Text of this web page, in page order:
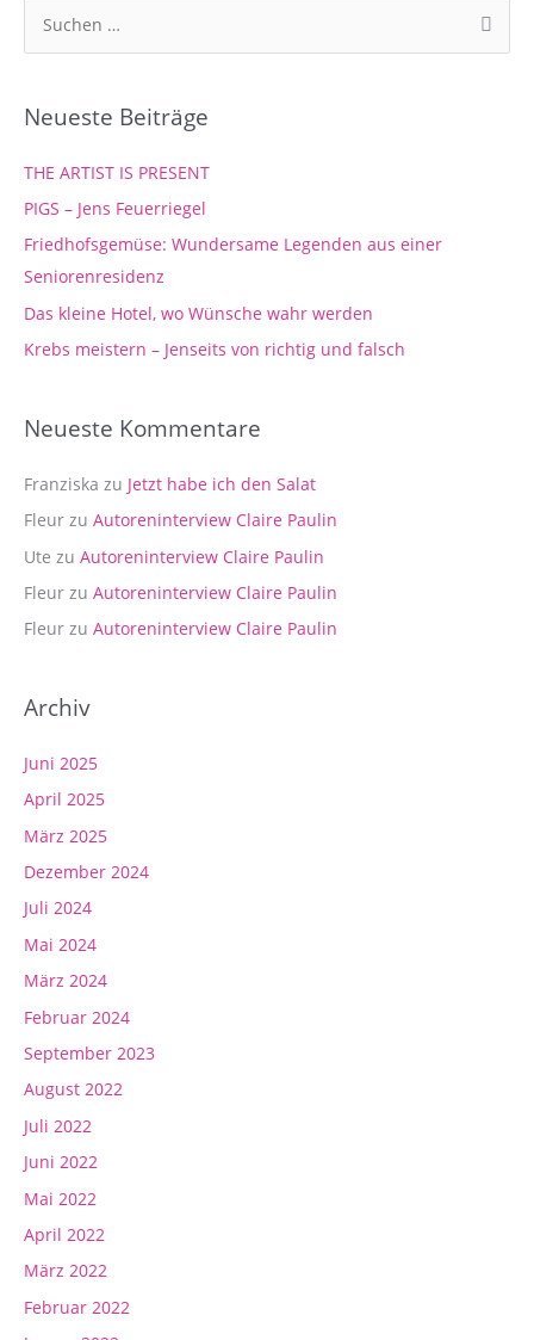
u
h
n
a
c
h
:
Neueste Beiträge
THE ARTIST IS PRESENT
PIGS – Jens Feuerriegel
Friedhofsgemüse: Wundersame Legenden aus einer
Seniorenresidenz
Das kleine Hotel, wo Wünsche wahr werden
Krebs meistern – Jenseits von richtig und falsch
Neueste Kommentare
Franziska zu Jetzt habe ich den Salat
Fleur zu Autoreninterview Claire Paulin
Ute zu Autoreninterview Claire Paulin
Fleur zu Autoreninterview Claire Paulin
Fleur zu Autoreninterview Claire Paulin
Archiv
Juni 2025
April 2025
März 2025
Dezember 2024
Juli 2024
Mai 2024
März 2024
Februar 2024
September 2023
August 2022
Juli 2022
Juni 2022
Mai 2022
April 2022
März 2022
Februar 2022